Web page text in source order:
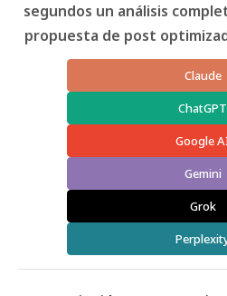
segundos un análisis
propuesta de post
Claude
ChatGPT
Google
Gemini
Grok